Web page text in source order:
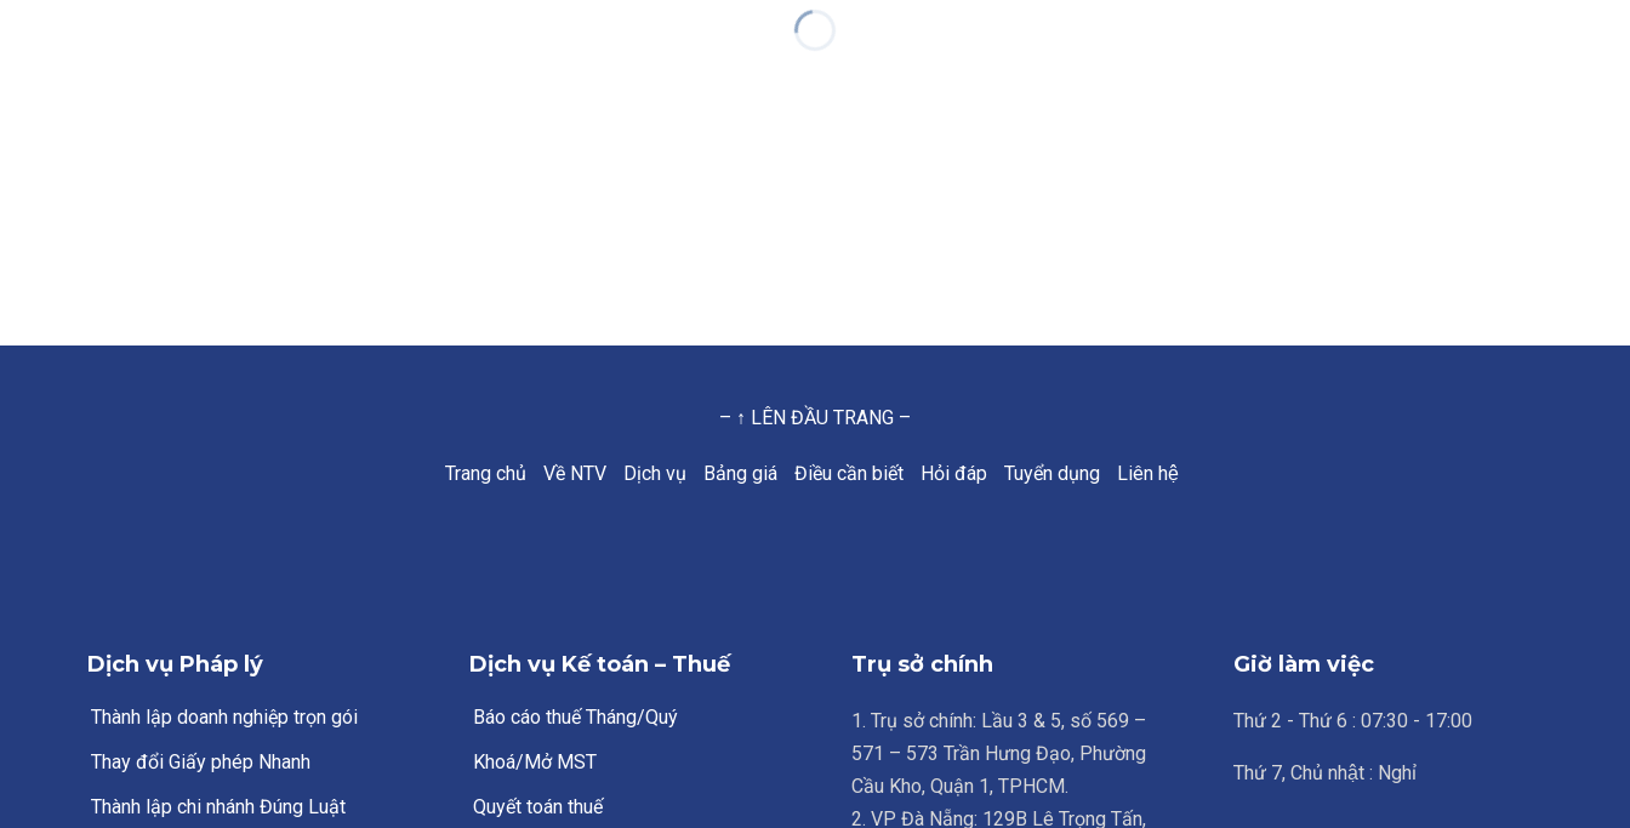
– ↑ LÊN ĐẦU TRANG –
Trang chủ Về NTV Dịch vụ Bảng giá Điều cần biết Hỏi đáp Tuyển dụng Liên hệ
Dịch vụ Pháp lý
Thành lập doanh nghiệp trọn gói
Thay đổi Giấy phép Nhanh
Thành lập chi nhánh Đúng Luật
Dịch vụ Kế toán – Thuế
Báo cáo thuế Tháng/Quý
Khoá/Mở MST
Quyết toán thuế
Trụ sở chính
1. Trụ sở chính: Lầu 3 & 5, số 569 –
571 – 573 Trần Hưng Đạo, Phường
Cầu Kho, Quận 1, TPHCM.
2. VP Đà Nẵng: 129B Lê Trọng Tấn,
Giờ làm việc
Thứ 2 - Thứ 6 : 07:30 - 17:00
Thứ 7, Chủ nhật : Nghỉ